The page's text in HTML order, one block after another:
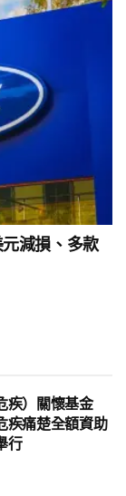
減損、多款
疾）關懷基金
疾痛楚全額資助
行